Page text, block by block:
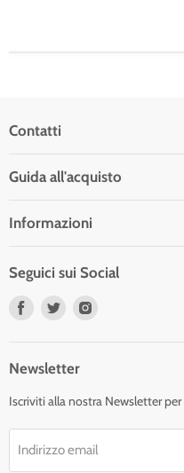
Contatti
Guida all'acquisto
Informazioni
Seguici sui Social
Trovaci
Trovaci
Newsletter
Iscriviti alla nostra Newsletter
Indirizzo email